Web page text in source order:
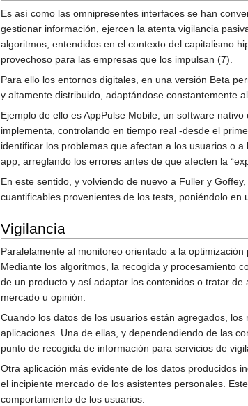
Es así como las omnipresentes interfaces se han
gestionar información, ejercen la atenta vigilancia
algoritmos, entendidos en el contexto del capitalismo
provechoso para las empresas que los impulsan (7).
Para ello los entornos digitales, en una versión Beta
y altamente distribuido, adaptándose constantemente
Ejemplo de ello es AppPulse Mobile, un software
implementa, controlando en tiempo real -desde el
identificar los problemas que afectan a los usuarios o
app, arreglando los errores antes de que afecten la
En este sentido, y volviendo de nuevo a Fuller y
cuantificables provenientes de los tests, poniéndolo
Vigilancia
Paralelamente al monitoreo orientado a la
Mediante los algoritmos, la recogida y procesamiento
de un producto y así adaptar los contenidos o tratar
mercado u opinión.
Cuando los datos de los usuarios están agregados,
aplicaciones. Una de ellas, y dependendiendo de las
punto de recogida de información para servicios de
Otra aplicación más evidente de los datos producidos
el incipiente mercado de los asistentes personales.
comportamiento de los usuarios.